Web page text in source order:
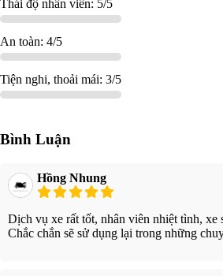
Thái độ nhân viên: 5/5
An toàn: 4/5
Tiện nghi, thoải mái: 3/5
Bình Luận
Hồng Nhung
Dịch vụ xe rất tốt, nhân viên nhiệt tình, xe
Chắc chắn sẽ sử dụng lại trong những